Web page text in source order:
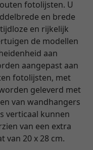
fotolijsten. U
en brede
en rijkelijk
de modellen
aan
aangepast aan
fotolijsten, met
geleverd met
van wandhangers
verticaal kunnen
van een extra
van 20 x 28 cm.